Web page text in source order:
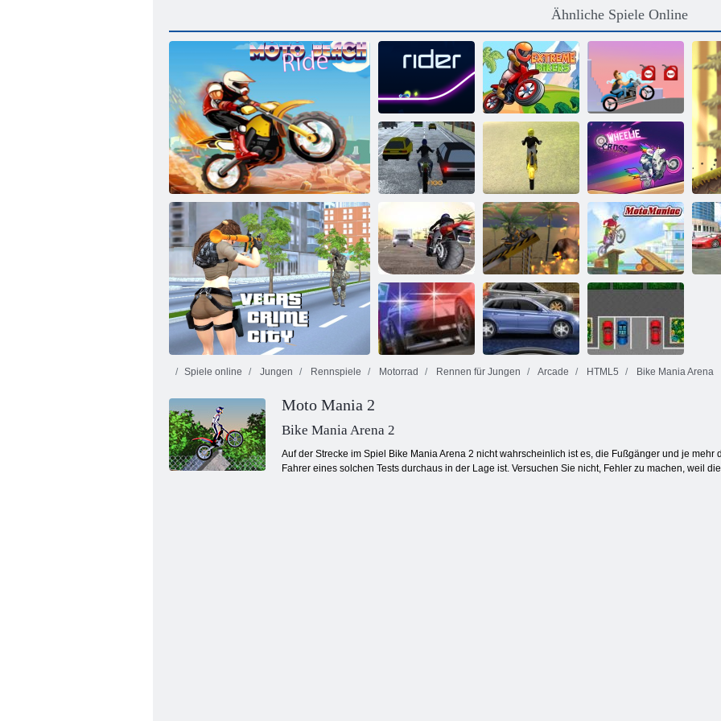
Ähnliche Spiele Online
Moto Strandfahrt
Fahrer
Extreme
Radfahrer
Stud Reiter
Motorradverkehr Moto Beach Wheelie Cross
Extremes
Radrennen
Extremer
Fahrradfahrer
Moto Maniac
Spiele online Jungen Rennspiele Motorrad Rennen für Jungen Arcade HTML5 Bike Mania Arena
Moto Mania 2
Bike Mania Arena 2
Auf der Strecke im Spiel Bike Mania Arena 2 nicht wahrscheinlich ist es, die Fußgänger und je
Fahrer eines solchen Tests durchaus in der Lage ist. Versuchen Sie nicht, Fehler zu machen, weil